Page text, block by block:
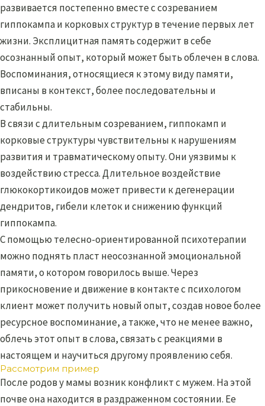
развивается постепенно вместе с созреванием
гиппокампа и корковых структур в течение первых лет
жизни. Эксплицитная память содержит в себе
осознанный опыт, который может быть облечен в слова.
Воспоминания, относящиеся к этому виду памяти,
вписаны в контекст, более последовательны и
стабильны.
В связи с длительным созреванием, гиппокамп и
корковые структуры чувствительны к нарушениям
развития и травматическому опыту. Они уязвимы к
воздействию стресса. Длительное воздействие
глюкокортикоидов может привести к дегенерации
дендритов, гибели клеток и снижению функций
гиппокампа.
С помощью телесно-ориентированной психотерапии
можно поднять пласт неосознанной эмоциональной
памяти, о котором говорилось выше. Через
прикосновение и движение в контакте с психологом
клиент может получить новый опыт, создав новое более
ресурсное воспоминание, а также, что не менее важно,
облечь этот опыт в слова, связать с реакциями в
настоящем и научиться другому проявлению себя.
Рассмотрим пример
После родов у мамы возник конфликт с мужем. На этой
почве она находится в раздраженном состоянии. Ее